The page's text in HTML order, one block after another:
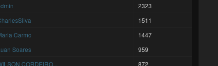
2323
1511
Carmo
1447
Soares
959
CORDEIRO...
872